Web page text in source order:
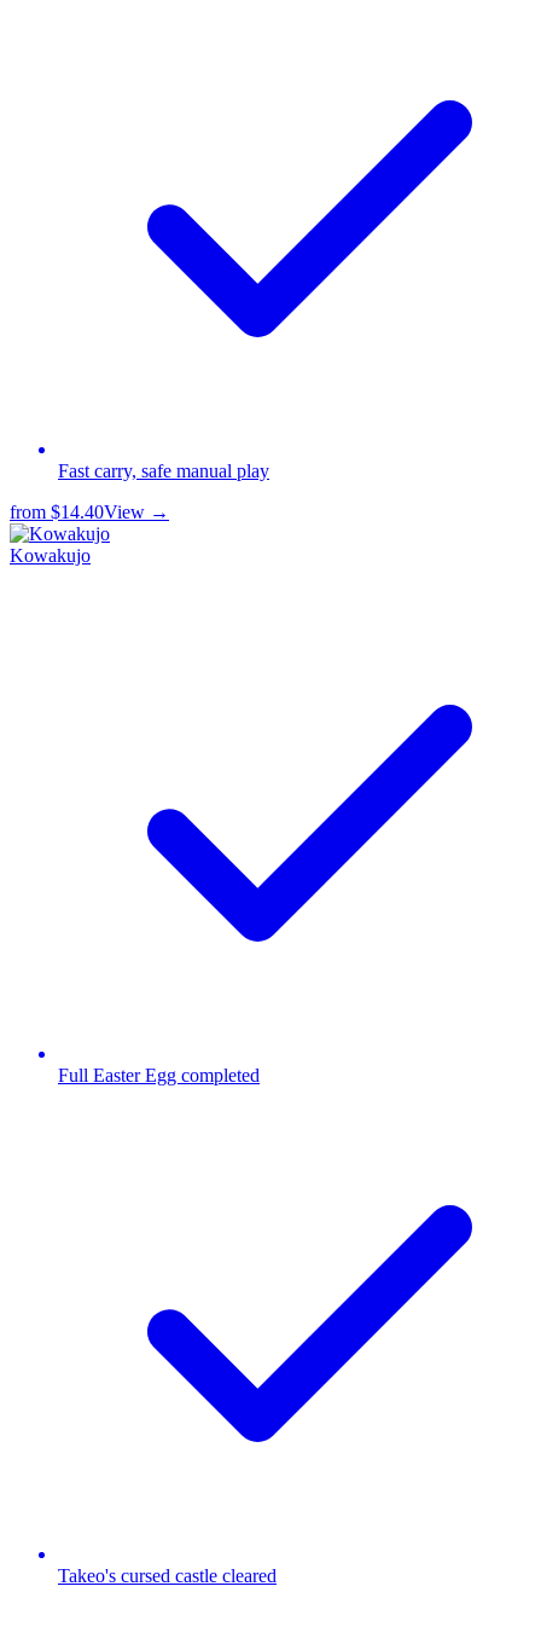
Fast carry, safe manual play
from $14.40View →
Kowakujo
Full Easter Egg completed
Takeo's cursed castle cleared